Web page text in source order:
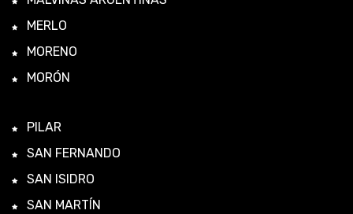
MERLO
MORENO
MORÓN
PILAR
SAN FERNANDO
SAN ISIDRO
SAN MARTÍN